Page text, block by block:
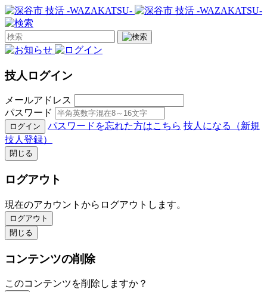
技人ログイン
メールアドレス
パスワード
ログイン パスワードを忘れた方はこちら 技人になる（新規
技人登録）
閉じる
ログアウト
現在のアカウントからログアウトします。
ログアウト
閉じる
コンテンツの削除
このコンテンツを削除しますか？